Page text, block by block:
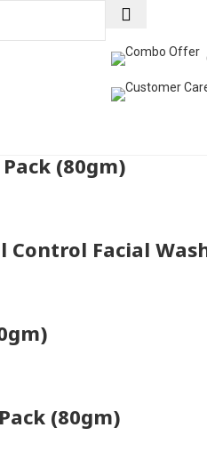
(80gm)
Facial
(80gm)